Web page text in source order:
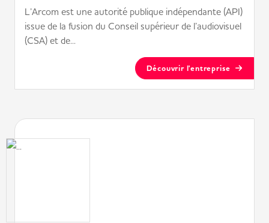
L’Arcom est une autorité publique indépendante (API)
issue de la fusion du Conseil supérieur de l’audiovisuel
(CSA) et de...
Découvrir l'entreprise